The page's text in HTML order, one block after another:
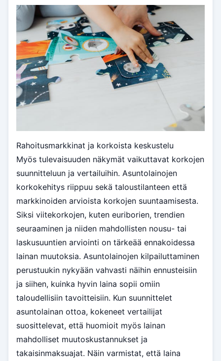
Rahoitusmarkkinat ja korkoista keskustelu
Myös tulevaisuuden näkymät vaikuttavat korkojen
suunnitteluun ja vertailuihin. Asuntolainojen
korkokehitys riippuu sekä taloustilanteen että
markkinoiden arvioista korkojen suuntaamisesta.
Siksi viitekorkojen, kuten euriborien, trendien
seuraaminen ja niiden mahdollisten nousu- tai
laskusuuntien arviointi on tärkeää ennakoidessa
lainan muutoksia. Asuntolainojen kilpailuttaminen
perustuukin nykyään vahvasti näihin ennusteisiin
ja siihen, kuinka hyvin laina sopii omiin
taloudellisiin tavoitteisiin. Kun suunnittelet
asuntolainan ottoa, kokeneet vertailijat
suosittelevat, että huomioit myös lainan
mahdolliset muutoskustannukset ja
takaisinmaksuajat. Näin varmistat, että laina